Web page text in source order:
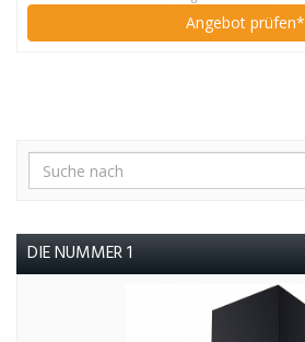
Angebot prüfen*
DIE NUMMER 1